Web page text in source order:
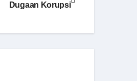
Dugaan Korupsi